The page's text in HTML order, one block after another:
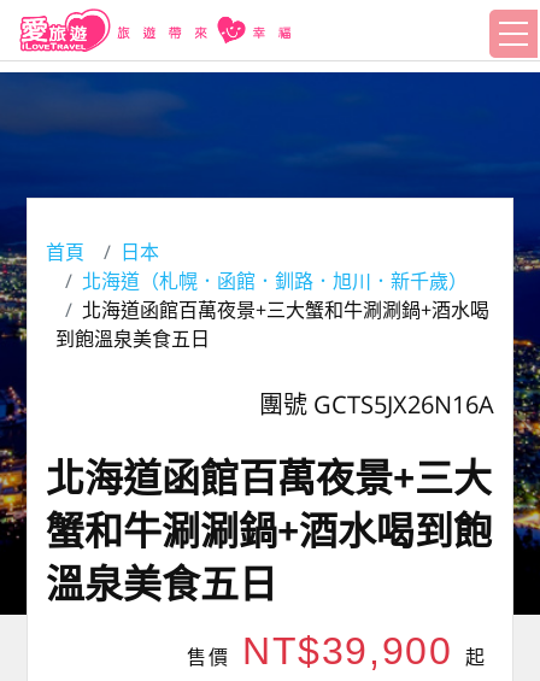
首頁
日本
北海道（札幌．函館．釧路．旭川．新千歲）
北海道函館百萬夜景+三大蟹和牛涮涮鍋+酒水喝
到飽溫泉美食五日
團號 GCTS5JX26N16A
北海道函館百萬夜景+三大
蟹和牛涮涮鍋+酒水喝到飽
溫泉美食五日
售價 NT$39,900 起